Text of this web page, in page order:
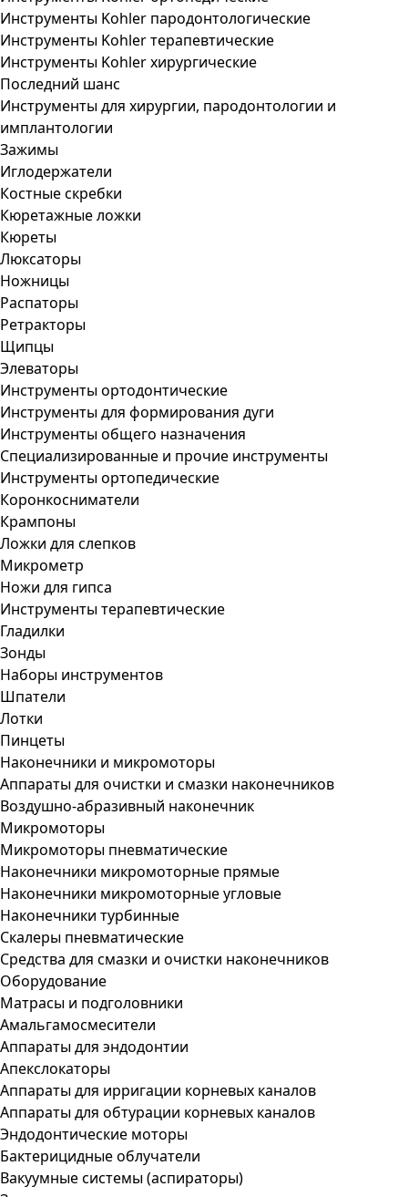
Инструменты Kohler пародонтологические
Инструменты Kohler терапевтические
Инструменты Kohler хирургические
Последний шанс
Инструменты для хирургии, пародонтологии и
имплантологии
Зажимы
Иглодержатели
Костные скребки
Кюретажные ложки
Кюреты
Люксаторы
Ножницы
Распаторы
Ретракторы
Щипцы
Элеваторы
Инструменты ортодонтические
Инструменты для формирования дуги
Инструменты общего назначения
Специализированные и прочие инструменты
Инструменты ортопедические
Коронкосниматели
Крампоны
Ложки для слепков
Микрометр
Ножи для гипса
Инструменты терапевтические
Гладилки
Зонды
Наборы инструментов
Шпатели
Лотки
Пинцеты
Наконечники и микромоторы
Аппараты для очистки и смазки наконечников
Воздушно-абразивный наконечник
Микромоторы
Микромоторы пневматические
Наконечники микромоторные прямые
Наконечники микромоторные угловые
Наконечники турбинные
Скалеры пневматические
Средства для смазки и очистки наконечников
Оборудование
Матрасы и подголовники
Амальгамосмесители
Аппараты для эндодонтии
Апекслокаторы
Аппараты для ирригации корневых каналов
Аппараты для обтурации корневых каналов
Эндодонтические моторы
Бактерицидные облучатели
Вакуумные системы (аспираторы)